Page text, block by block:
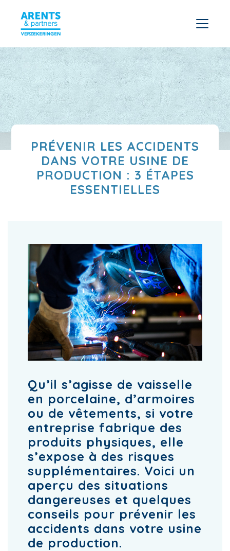
PRÉVENIR LES ACCIDENTS
DANS VOTRE USINE DE
PRODUCTION : 3 ÉTAPES
ESSENTIELLES
Qu’il s’agisse de vaisselle
en porcelaine, d’armoires
ou de vêtements, si votre
entreprise fabrique des
produits physiques, elle
s’expose à des risques
supplémentaires. Voici un
aperçu des situations
dangereuses et quelques
conseils pour prévenir les
accidents dans votre usine
de production.